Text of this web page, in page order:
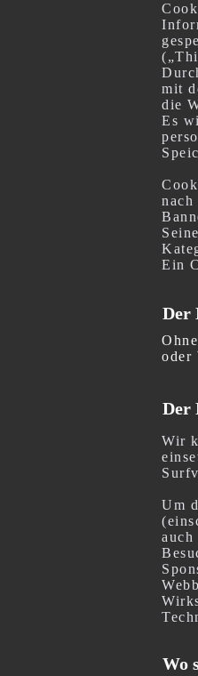
mit
die
Es
Ein
Der
oder
Der
Wir
Um
Wo